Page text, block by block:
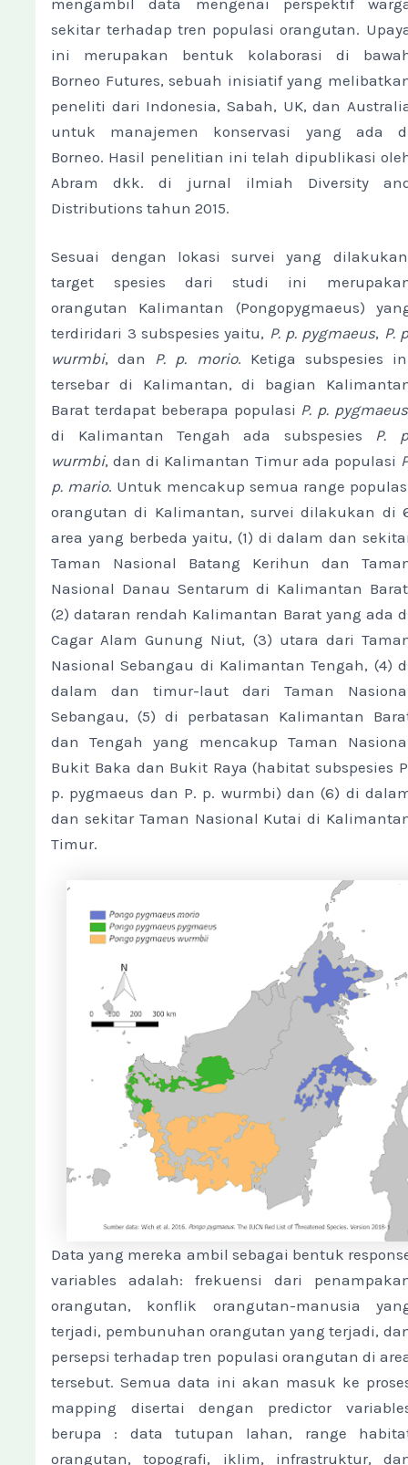
sekitar terhadap tren populasi orangutan.
ini merupakan bentuk kolaborasi di
Borneo Futures, sebuah inisiatif yang
peneliti dari Indonesia, Sabah, UK, dan
untuk manajemen konservasi yang ada
Borneo. Hasil penelitian ini telah dipublikasi
Abram dkk. di jurnal ilmiah Diversity
Distributions tahun 2015.
Sesuai dengan lokasi survei yang
target spesies dari studi ini
orangutan Kalimantan (Pongopygmaeus)
terdiridari 3 subspesies yaitu, P. p. pygmaeus, P.
wurmbi, dan P. p. morio. Ketiga subspesies
tersebar di Kalimantan, di bagian
Barat terdapat beberapa populasi P. p. pygmaeus
di Kalimantan Tengah ada subspesies P.
wurmbi, dan di Kalimantan Timur ada populasi
p. mario. Untuk mencakup semua range
orangutan di Kalimantan, survei dilakukan di
area yang berbeda yaitu, (1) di dalam dan
Taman Nasional Batang Kerihun dan
Nasional Danau Sentarum di Kalimantan
(2) dataran rendah Kalimantan Barat yang ada
Cagar Alam Gunung Niut, (3) utara dari
Nasional Sebangau di Kalimantan Tengah, (4)
dalam dan timur-laut dari Taman
Sebangau, (5) di perbatasan Kalimantan
dan Tengah yang mencakup Taman
Bukit Baka dan Bukit Raya (habitat subspesies
p. pygmaeus dan P. p. wurmbi) dan (6) di
dan sekitar Taman Nasional Kutai di
Timur.
Data yang mereka ambil sebagai bentuk
variables adalah: frekuensi dari
orangutan, konflik orangutan-manusia
terjadi, pembunuhan orangutan yang terjadi,
persepsi terhadap tren populasi orangutan di
tersebut. Semua data ini akan masuk ke
mapping disertai dengan predictor
berupa : data tutupan lahan, range
orangutan, topografi, iklim, infrastruktur,